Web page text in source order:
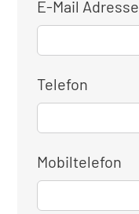
E-Mail Adresse
Telefon
Mobiltelefon